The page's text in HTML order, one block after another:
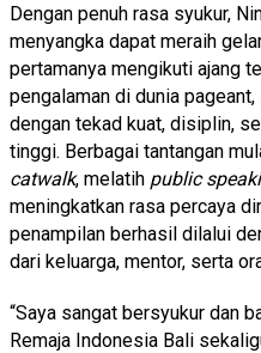
Dengan penuh rasa syukur,
menyangka dapat meraih
pertamanya mengikuti ajang
pengalaman di dunia
dengan tekad kuat, disiplin,
tinggi. Berbagai tantangan
catwalk, melatih public
meningkatkan rasa percaya
penampilan berhasil dilalui
dari keluarga, mentor, serta
“Saya sangat bersyukur dan
Remaja Indonesia Bali